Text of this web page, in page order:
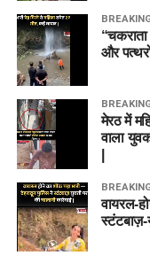
और
मेरठ में
वाला
वायरल-
स्टंटबाज़-